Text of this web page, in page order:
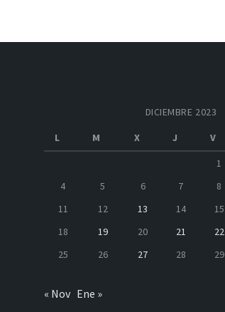
DICIEMBRE 2023
L
M X J V
1
4
5 6 7 8
11
12 13 14 15
18
19 20 21 22
25
26 27 28 29
« Nov Ene »